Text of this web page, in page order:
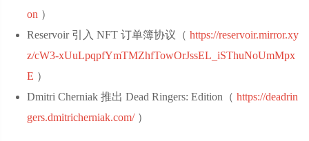
on ‌）
Reservoir 引入 NFT 订单簿协议（ https://reservoir.mirror.xy
z/cW3-xUuLpqpfYmTMZhfTowOrJssEL_iSThuNoUmMpx
E ‌）
Dmitri Cherniak 推出 Dead Ringers: Edition（ https://deadrin
gers.dmitricherniak.com/ ‌）